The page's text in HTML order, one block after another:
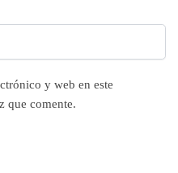
y web en este
que comente.